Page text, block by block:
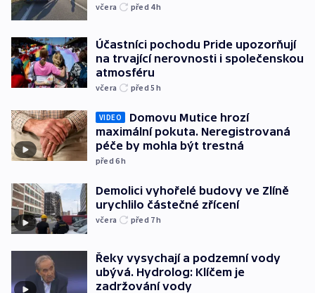
včera před 4h
Účastníci pochodu Pride upozorňují
na trvající nerovnosti i společenskou
atmosféru
včera před 5h
VIDEO
Domovu Mutice hrozí
maximální pokuta. Neregistrovaná
péče by mohla být trestná
před 6h
Demolici vyhořelé budovy ve Zlíně
urychlilo částečné zřícení
včera před 7h
Řeky vysychají a podzemní vody
ubývá. Hydrolog: Klíčem je
zadržování vody